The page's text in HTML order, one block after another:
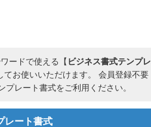
ードで使える【 ビジネス書式テンプレ
お使いいただけます。 会員登録不要
プレート書式をご利用ください。
レート書式